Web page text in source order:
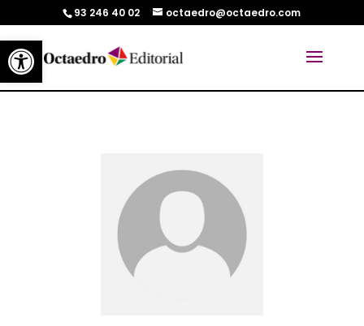
Abrir barra de herramientas
93 246 40 02 octaedro@octaedro.com